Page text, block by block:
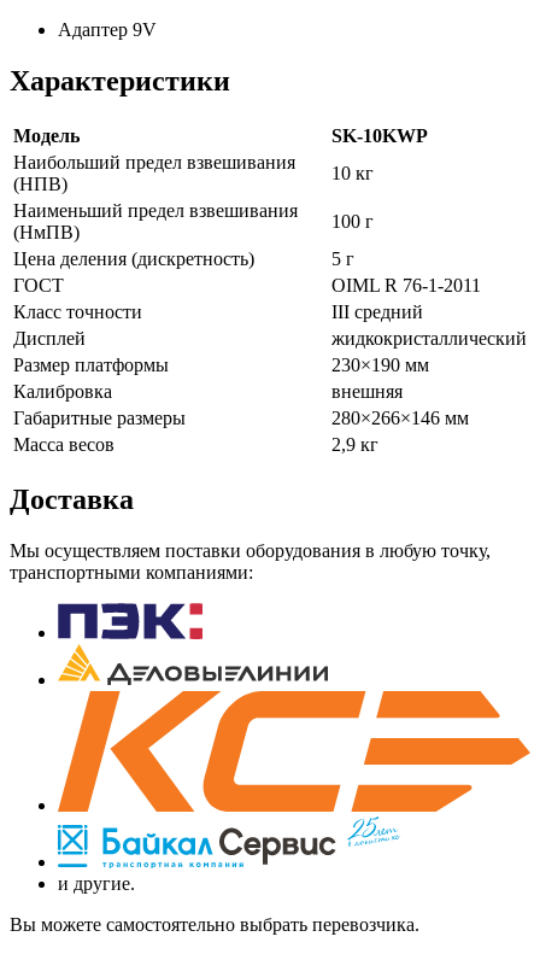
Адаптер 9V
Характеристики
Модель
SK-10KWP
Наибольший предел взвешивания
(НПВ)
10 кг
Наименьший предел взвешивания
(НмПВ)
100 г
Цена деления (дискретность)
5 г
ГОСТ
OIML R 76-1-2011
Класс точности
III средний
Дисплей
жидкокристаллический
Размер платформы
230×190 мм
Калибровка
внешняя
Габаритные размеры
280×266×146 мм
Масса весов
2,9 кг
Доставка
Мы осуществляем поставки оборудования в любую точку,
транспортными компаниями:
и другие.
Вы можете самостоятельно выбрать перевозчика.